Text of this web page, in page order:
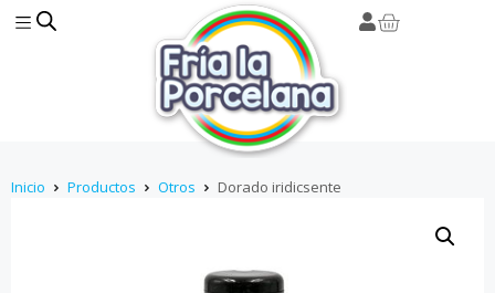
Inicio Productos Otros Dorado iridicsente